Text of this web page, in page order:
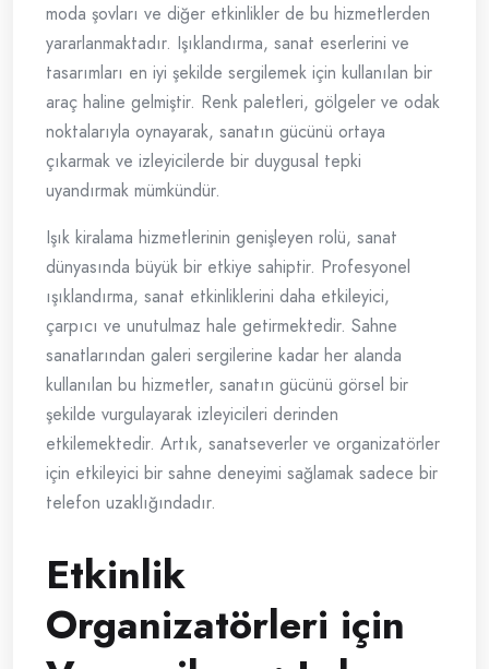
moda şovları ve diğer etkinlikler de bu hizmetlerden
yararlanmaktadır. Işıklandırma, sanat eserlerini ve
tasarımları en iyi şekilde sergilemek için kullanılan bir
araç haline gelmiştir. Renk paletleri, gölgeler ve odak
noktalarıyla oynayarak, sanatın gücünü ortaya
çıkarmak ve izleyicilerde bir duygusal tepki
uyandırmak mümkündür.
Işık kiralama hizmetlerinin genişleyen rolü, sanat
dünyasında büyük bir etkiye sahiptir. Profesyonel
ışıklandırma, sanat etkinliklerini daha etkileyici,
çarpıcı ve unutulmaz hale getirmektedir. Sahne
sanatlarından galeri sergilerine kadar her alanda
kullanılan bu hizmetler, sanatın gücünü görsel bir
şekilde vurgulayarak izleyicileri derinden
etkilemektedir. Artık, sanatseverler ve organizatörler
için etkileyici bir sahne deneyimi sağlamak sadece bir
telefon uzaklığındadır.
Etkinlik
Organizatörleri için